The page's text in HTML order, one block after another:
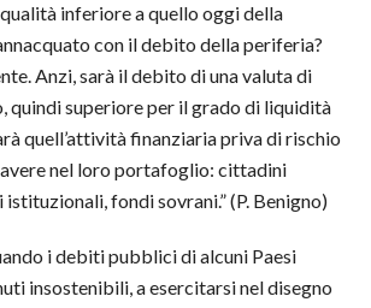
inferiore a quello oggi della
con il debito della periferia?
Anzi, sarà il debito di una valuta di
quindi superiore per il grado di liquidità
quell’attività finanziaria priva di rischio
nel loro portafoglio: cittadini
fondi sovrani.” (P. Benigno)
i debiti pubblici di alcuni Paesi
insostenibili, a esercitarsi nel disegno